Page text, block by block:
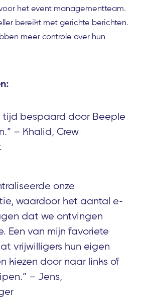
het event managementteam.
bereikt met gerichte berichten.
meer controle over hun
tijd bespaard door Beeple
– Khalid, Crew
onze
waardoor het aantal e-
dat we ontvingen
Een van mijn favoriete
vrijwilligers hun eigen
kiezen door naar links of
– Jens,